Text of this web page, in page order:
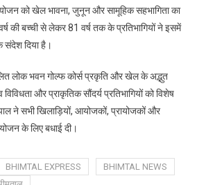
को खेल भावना, जुनून और सामूहिक सहभागिता का
की बच्ची से लेकर 81 वर्ष तक के प्रतिभागियों ने इसमें
संदेश दिया है।
लोक भवन गोल्फ कोर्स प्रकृति और खेल के अद्भुत
और प्राकृतिक सौंदर्य प्रतिभागियों को विशेष
ने सभी खिलाड़ियों, आयोजकों, प्रायोजकों और
के लिए बधाई दी।
BHIMTAL EXPRESS
BHIMTAL NEWS